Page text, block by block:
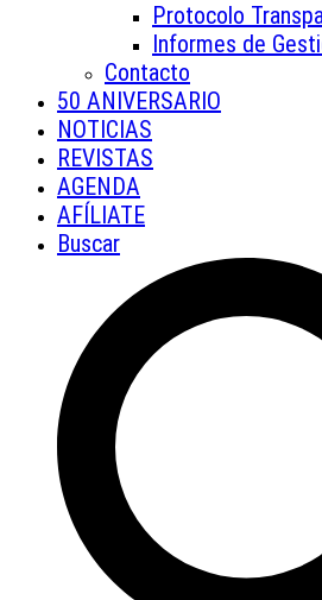
Protocolo
Informes de
Contacto
50 ANIVERSARIO
NOTICIAS
REVISTAS
AGENDA
AFÍLIATE
Buscar